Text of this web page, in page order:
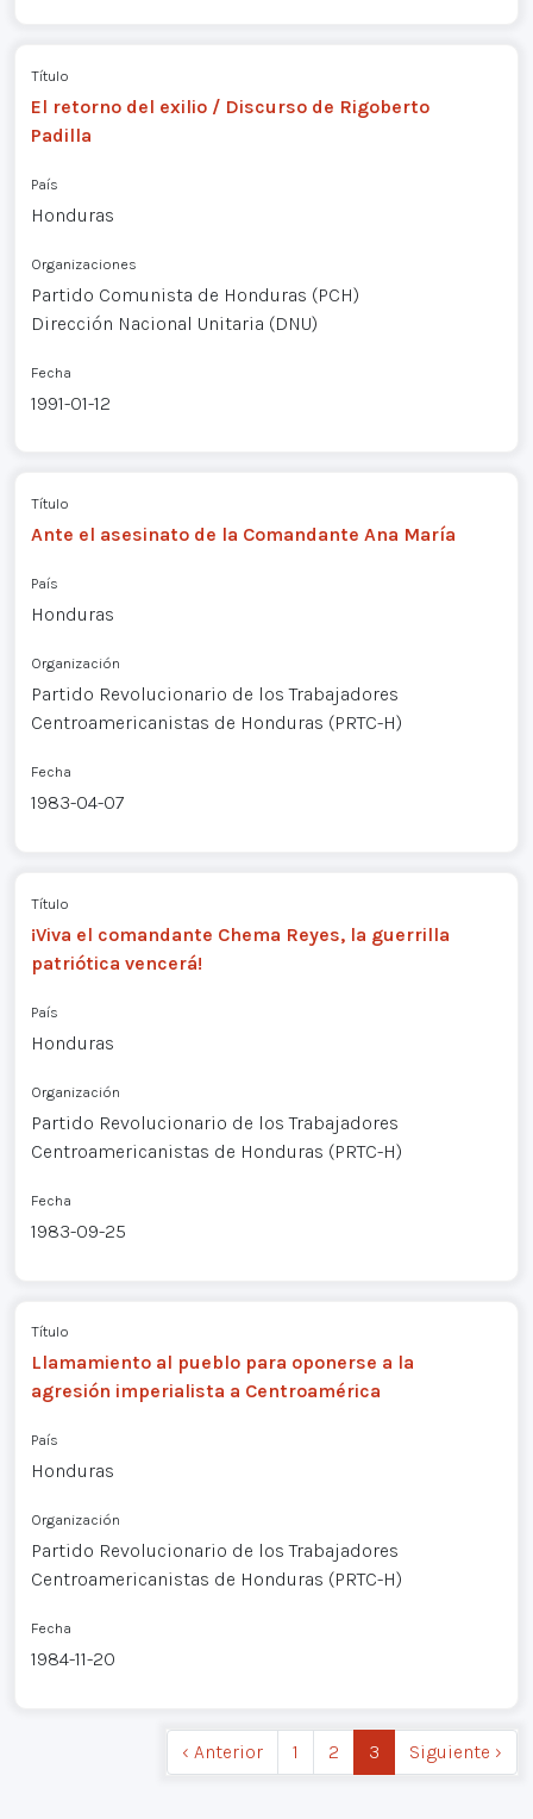
Título
El retorno del exilio / Discurso de Rigoberto
Padilla
País
Honduras
Organizaciones
Partido Comunista de Honduras (PCH)
Dirección Nacional Unitaria (DNU)
Fecha
1991-01-12
Título
Ante el asesinato de la Comandante Ana María
País
Honduras
Organización
Partido Revolucionario de los Trabajadores
Centroamericanistas de Honduras (PRTC-H)
Fecha
1983-04-07
Título
¡Viva el comandante Chema Reyes, la guerrilla
patriótica vencerá!
País
Honduras
Organización
Partido Revolucionario de los Trabajadores
Centroamericanistas de Honduras (PRTC-H)
Fecha
1983-09-25
Título
Llamamiento al pueblo para oponerse a la
agresión imperialista a Centroamérica
País
Honduras
Organización
Partido Revolucionario de los Trabajadores
Centroamericanistas de Honduras (PRTC-H)
Fecha
1984-11-20
‹ Anterior 1 2 3 Siguiente ›